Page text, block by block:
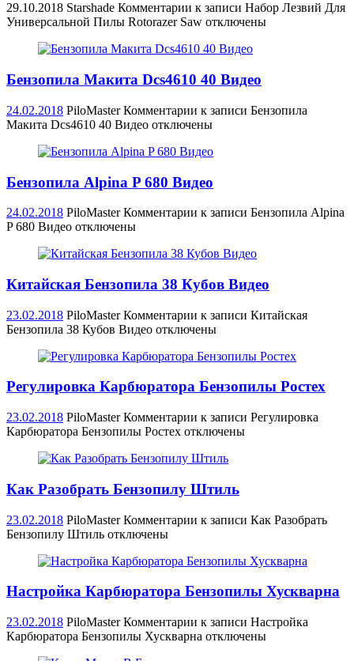
29.10.2018 Starshade Комментарии к записи Набор Лезвий Для
Универсальной Пилы Rotorazer Saw отключены
Бензопила Макита Dcs4610 40 Видео
24.02.2018 PiloMaster Комментарии к записи Бензопила
Макита Dcs4610 40 Видео отключены
Бензопила Alpina P 680 Видео
24.02.2018 PiloMaster Комментарии к записи Бензопила Alpina
P 680 Видео отключены
Китайская Бензопила 38 Кубов Видео
23.02.2018 PiloMaster Комментарии к записи Китайская
Бензопила 38 Кубов Видео отключены
Регулировка Карбюратора Бензопилы Ростех
23.02.2018 PiloMaster Комментарии к записи Регулировка
Карбюратора Бензопилы Ростех отключены
Как Разобрать Бензопилу Штиль
23.02.2018 PiloMaster Комментарии к записи Как Разобрать
Бензопилу Штиль отключены
Настройка Карбюратора Бензопилы Хускварна
23.02.2018 PiloMaster Комментарии к записи Настройка
Карбюратора Бензопилы Хускварна отключены